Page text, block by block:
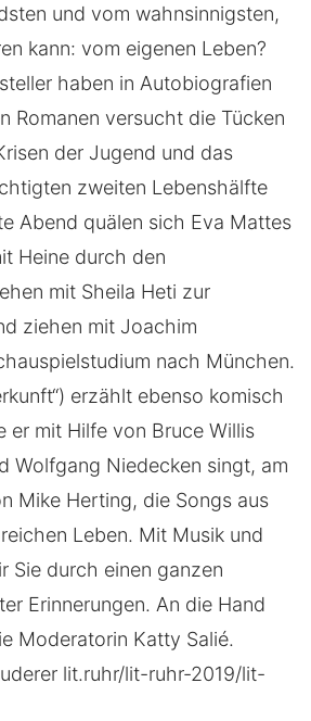
und vom wahnsinnigsten,
kann: vom eigenen Leben?
haben in Autobiografien
Romanen versucht die Tücken
der Jugend und das
zweiten Lebenshälfte
Abend quälen sich Eva Mattes
Heine durch den
mit Sheila Heti zur
ziehen mit Joachim
nach München.
erzählt ebenso komisch
er mit Hilfe von Bruce Willis
Wolfgang Niedecken singt, am
Mike Herting, die Songs aus
Leben. Mit Musik und
Sie durch einen ganzen
Erinnerungen. An die Hand
Moderatorin Katty Salié.
lit.ruhr/lit-ruhr-2019/lit-